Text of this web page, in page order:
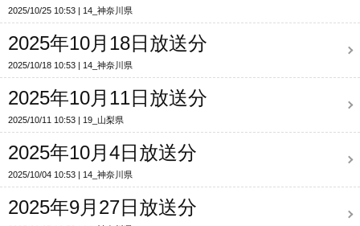
2025/10/25 10:53 14_神奈川県
2025年10月18日放送分
2025/10/18 10:53 14_神奈川県
2025年10月11日放送分
2025/10/11 10:53 19_山梨県
2025年10月4日放送分
2025/10/04 10:53 14_神奈川県
2025年9月27日放送分